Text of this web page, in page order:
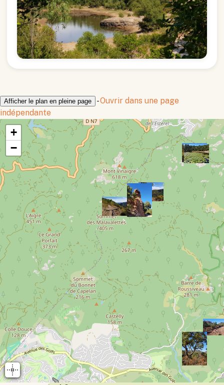
Afficher le plan en pleine page -Ouvrir dans une page
indépendante